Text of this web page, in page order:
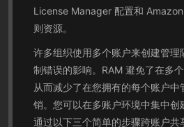
License Manager 配置和
则资源。
许多组织使用多个账户来创建管理
制错误的影响。RAM 避免了在多
从而减少了在您拥有的每个账户
销。您可以在多账户环境中集中创
通过以下三个简单的步骤跨账户共